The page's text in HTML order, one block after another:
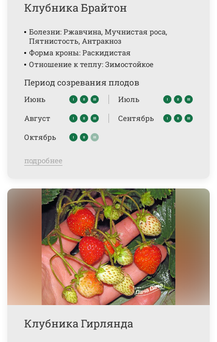
Клубника Брайтон
Болезни: Ржавчина, Мучнистая роса,
Пятнистость, Антракноз
Форма кроны: Раскидистая
Отношение к теплу: Зимостойкое
Период созревания плодов
Июнь
Июль
Август
Сентябрь
Октябрь
подробнее
Клубника Гирлянда